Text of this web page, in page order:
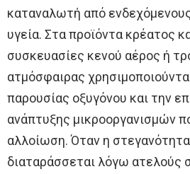
καταναλωτή από
υγεία. Στα προϊόντα κρέατος
συσκευασίες κενού αέρος ή
ατμόσφαιρας
παρουσίας οξυγόνου και την
ανάπτυξης μικροοργανισμών
αλλοίωση. Όταν η
διαταράσσεται λόγω ατελούς